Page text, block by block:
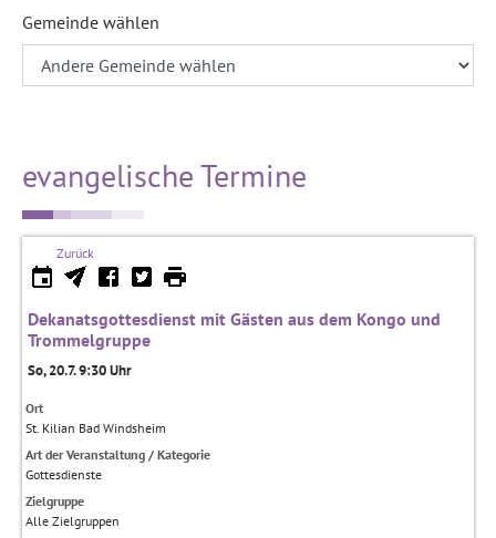
Gemeinde wählen
evangelische Termine
Zurück
Dekanatsgottesdienst mit Gästen aus dem Kongo und
Trommelgruppe
So, 20.7. 9:30 Uhr
Ort
St. Kilian Bad Windsheim
Art der Veranstaltung / Kategorie
Gottesdienste
Zielgruppe
Alle Zielgruppen